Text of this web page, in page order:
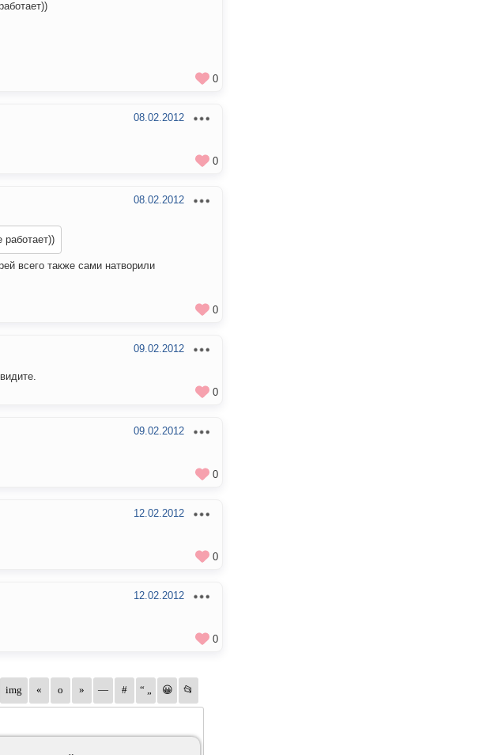
0
08.02.2012
0
08.02.2012
работает))
всего также сами натворили
0
09.02.2012
0
09.02.2012
0
12.02.2012
0
12.02.2012
0